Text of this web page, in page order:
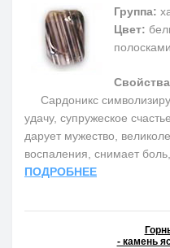
Группа:
Цвет:
полосками
Сардоникс
удачу, супружеское
дарует мужество,
воспаления, снимает
ПОДРОБНЕЕ
- камень